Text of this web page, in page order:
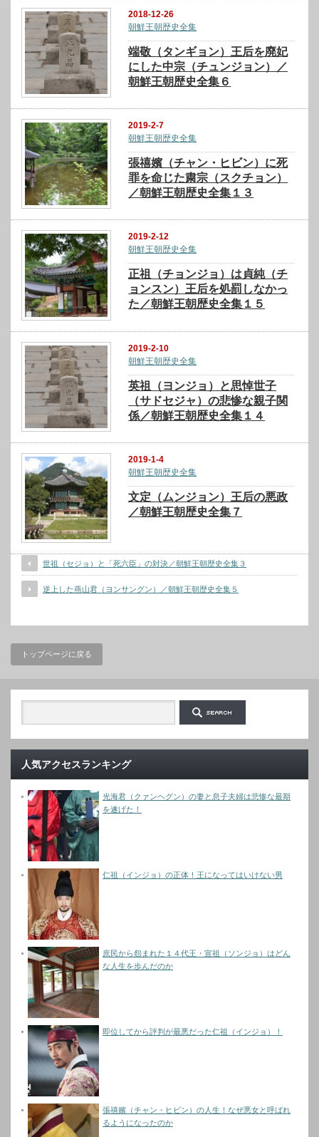
2018-12-26
朝鮮王朝歴史全集
端敬（タンギョン）王后を廃妃
にした中宗（チュンジョン）／
朝鮮王朝歴史全集６
2019-2-7
朝鮮王朝歴史全集
張禧嬪（チャン・ヒビン）に死
罪を命じた粛宗（スクチョン）
／朝鮮王朝歴史全集１３
2019-2-12
朝鮮王朝歴史全集
正祖（チョンジョ）は貞純（チ
ョンスン）王后を処罰しなかっ
た／朝鮮王朝歴史全集１５
2019-2-10
朝鮮王朝歴史全集
英祖（ヨンジョ）と思悼世子
（サドセジャ）の悲惨な親子関
係／朝鮮王朝歴史全集１４
2019-1-4
朝鮮王朝歴史全集
文定（ムンジョン）王后の悪政
／朝鮮王朝歴史全集７
世祖（セジョ）と「死六臣」の対決／朝鮮王朝歴史全集３
逆上した燕山君（ヨンサングン）／朝鮮王朝歴史全集５
トップページに戻る
人気アクセスランキング
光海君（クァンヘグン）の妻と息子夫婦は悲惨な最期
を遂げた！
仁祖（インジョ）の正体！王になってはいけない男
庶民から怨まれた１４代王・宣祖（ソンジョ）はどん
な人生を歩んだのか
即位してから評判が最悪だった仁祖（インジョ）！
張禧嬪（チャン・ヒビン）の人生！なぜ悪女と呼ばれ
るようになったのか